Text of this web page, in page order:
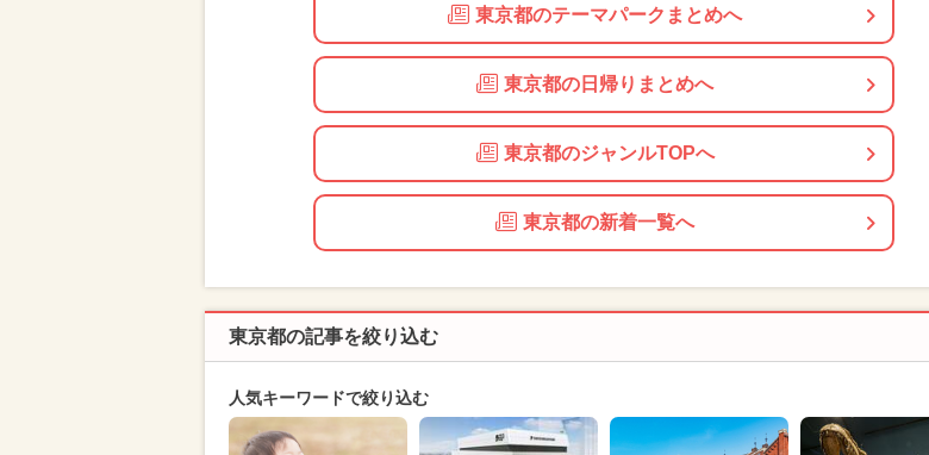
東京都のテーマパークまとめへ
東京都の日帰りまとめへ
東京都のジャンルTOPへ
東京都の新着一覧へ
東京都の記事を絞り込む
人気キーワードで絞り込む